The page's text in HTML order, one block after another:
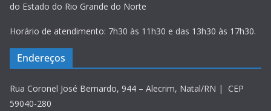
do Estado do Rio Grande do Norte
Horário de atendimento: 7h30 às 11h30 e das 13h30 às 17h30.
Endereços
Rua Coronel José Bernardo, 944 – Alecrim, Natal/RN | CEP
59040-280